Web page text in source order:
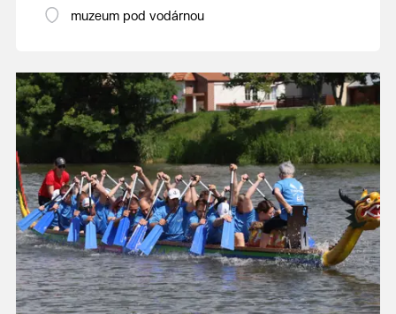
autentickou hrobku se sarkofágem i
soukromé sbírky Jána Hertlíka, díky čemuž
výstava nabízí nevšední a autentický pohled
na tuto fascinující epochu.
dějiny.
Výstavu je možné navštívit od 14. 5. do 26. 7.
2026 v muzeu pod vodárnou.
muzeum pod vodárnou